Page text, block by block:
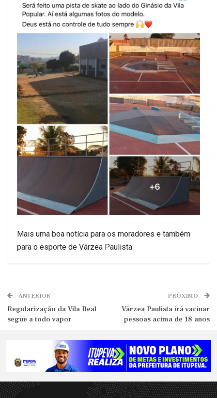
Mais uma boa notícia para os moradores e também
para o esporte de Várzea Paulista
ANTERIOR
Regularização da Vila Real
segue a todo vapor
PRÓXIMO
Várzea Paulista irá vacinar
pessoas acima de 18 anos